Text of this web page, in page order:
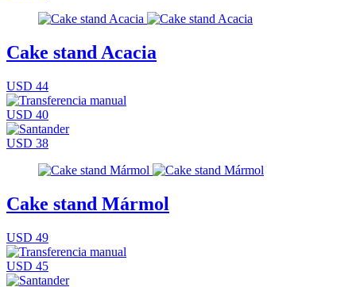
Cake stand Acacia
USD 44
USD 40
USD 38
Cake stand Mármol
USD 49
USD 45